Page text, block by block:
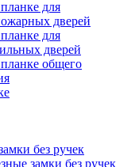
для
дверей
для
дверей
общего
без ручек
замки без ручек